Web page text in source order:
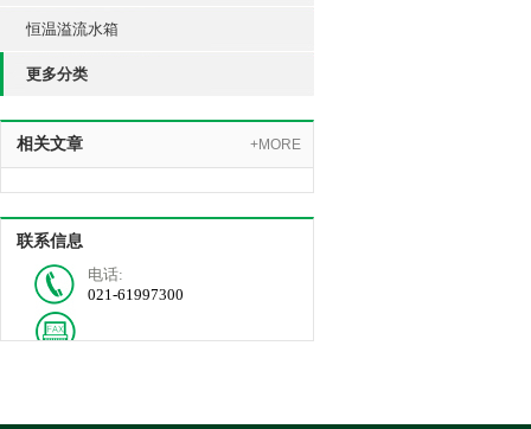
恒温溢流水箱
更多分类
相关文章 +MORE
联系信息
电话:
021-61997300